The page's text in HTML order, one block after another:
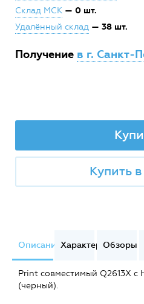
Склад МСК — 0 шт.
Удалённый склад — 38 шт.
Получение в г. Санкт-
Купить
ОписаниеХарактеристики
Обзоры
Print совместимый Q2613X с
(черный).